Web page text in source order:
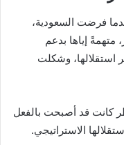
عندما فرضت السعودية،
إياها بدعم
وشكلت
لكن قطر كانت قد أصبحت بالفعل
الاستراتيجي.